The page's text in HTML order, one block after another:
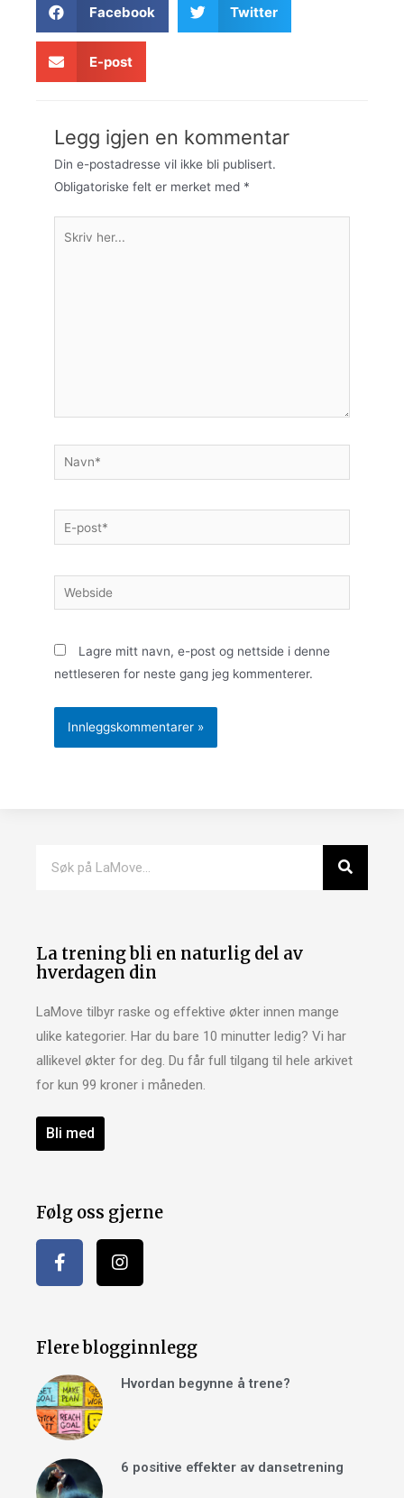
Facebook Twitter
E-post
Legg igjen en kommentar
Din e-postadresse vil ikke bli publisert.
Obligatoriske felt er merket med *
Lagre mitt navn, e-post og nettside i denne
nettleseren for neste gang jeg kommenterer.
La trening bli en naturlig del av
hverdagen din
LaMove tilbyr raske og effektive økter innen mange
ulike kategorier. Har du bare 10 minutter ledig? Vi har
allikevel økter for deg. Du får full tilgang til hele arkivet
for kun 99 kroner i måneden.
Bli med
Følg oss gjerne
Flere blogginnlegg
Hvordan begynne å trene?
6 positive effekter av dansetrening